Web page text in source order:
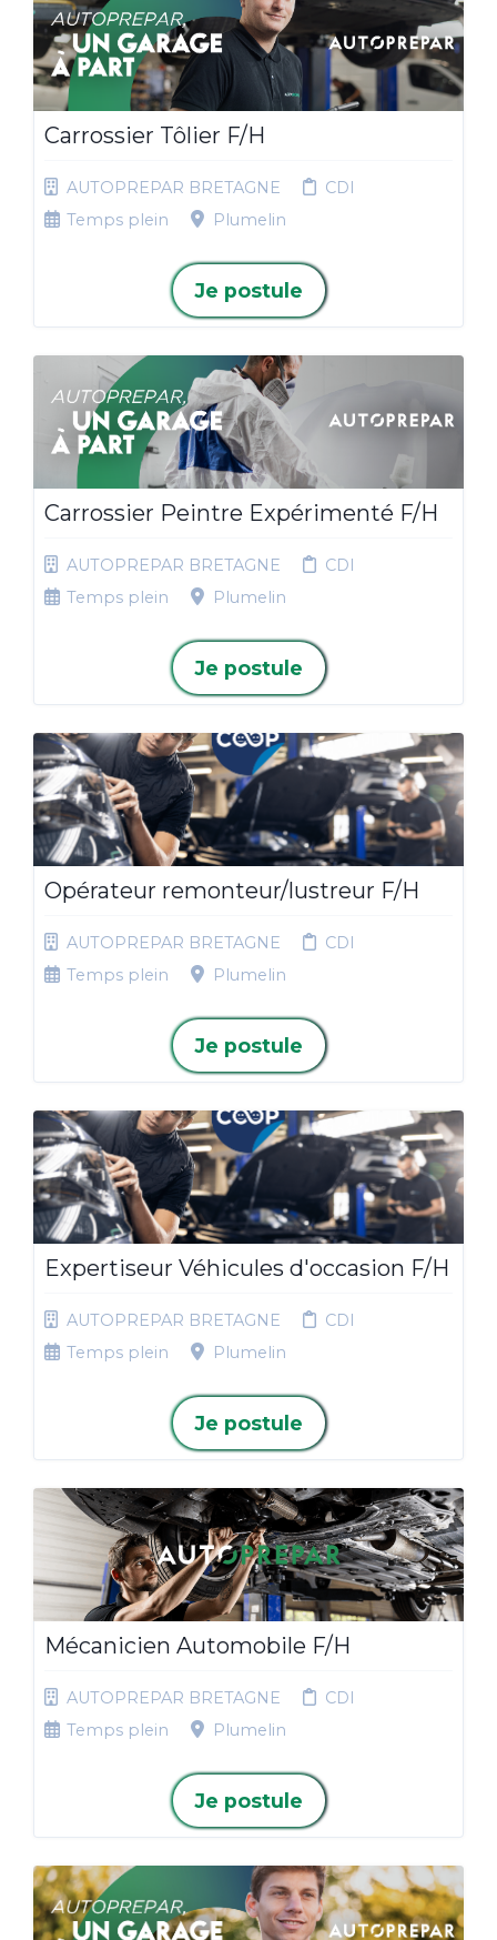
Carrossier Tôlier F/H
AUTOPREPAR BRETAGNE
CDI
Temps plein
Plumelin
Je postule
Carrossier Peintre Expérimenté F/H
AUTOPREPAR BRETAGNE
CDI
Temps plein
Plumelin
Je postule
Opérateur remonteur/lustreur F/H
AUTOPREPAR BRETAGNE
CDI
Temps plein
Plumelin
Je postule
Expertiseur Véhicules d'occasion F/H
AUTOPREPAR BRETAGNE
CDI
Temps plein
Plumelin
Je postule
Mécanicien Automobile F/H
AUTOPREPAR BRETAGNE
CDI
Temps plein
Plumelin
Je postule